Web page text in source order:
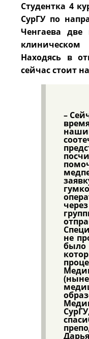
Студентка 4
СурГУ по
Ченгаева
клиническом
Находясь в
сейчас стоит
–
не
было